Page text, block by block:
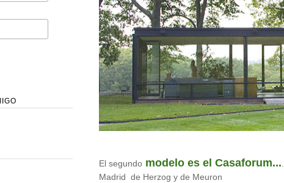
El segundo modelo es el Casaforum...
Madrid de Herzog y de Meuron